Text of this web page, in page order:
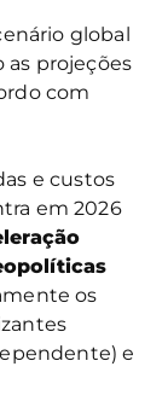
global
as projeções
com
e custos
em 2026
os
e